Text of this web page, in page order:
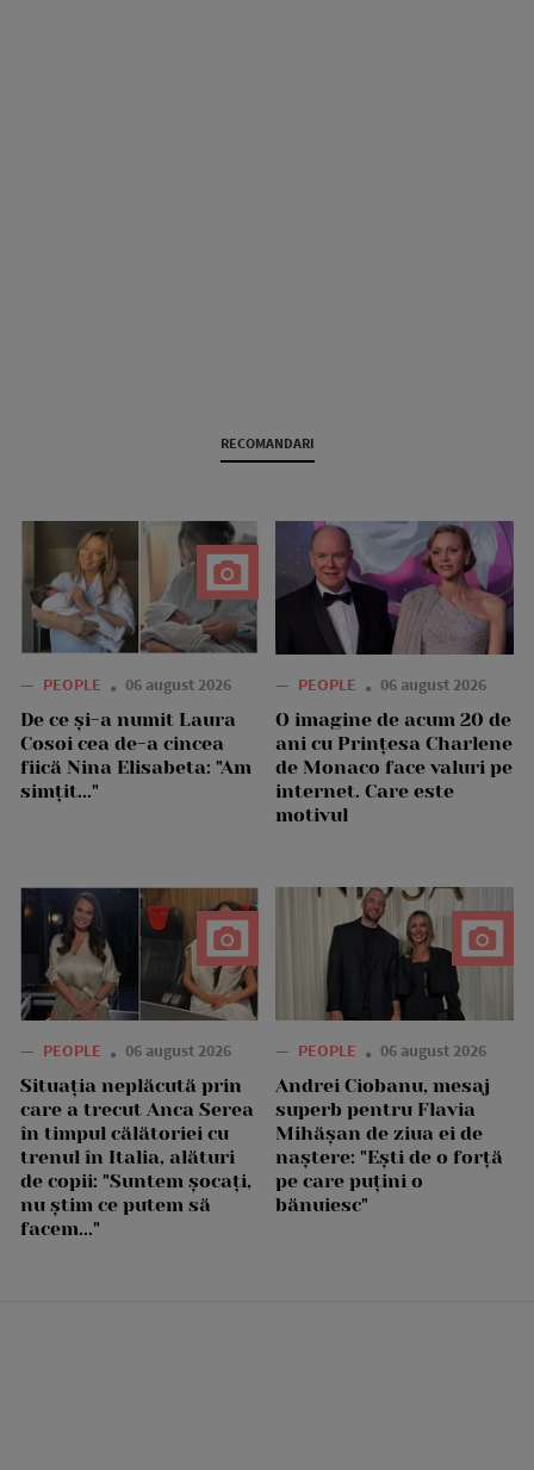
RECOMANDARI
— PEOPLE 06 august 2026
De ce și-a numit Laura
Cosoi cea de-a cincea
fiică Nina Elisabeta: "Am
simțit..."
— PEOPLE 06 august 2026
O imagine de acum 20 de
ani cu Prințesa Charlene
de Monaco face valuri pe
internet. Care este
motivul
— PEOPLE 06 august 2026
Situația neplăcută prin
care a trecut Anca Serea
în timpul călătoriei cu
trenul în Italia, alături
de copii: "Suntem șocați,
nu știm ce putem să
facem..."
— PEOPLE 06 august 2026
Andrei Ciobanu, mesaj
superb pentru Flavia
Mihășan de ziua ei de
naștere: "Ești de o forță
pe care puțini o
bănuiesc"